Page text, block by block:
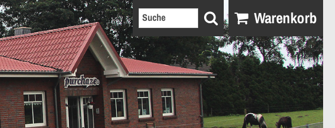
Warenkorb